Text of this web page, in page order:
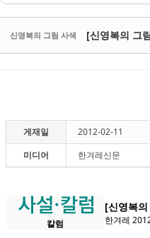
신영복의 그림 사색 [신영복의 그
게재일
2012-02-11
미디어
한겨레신문
칼럼
[신영복
한겨레